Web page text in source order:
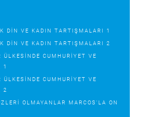
DIN VE KADIN TARTIŞMALARI 1
DIN VE KADIN TARTIŞMALARI 2
ÜLKESINDE CUMHURIYET VE
1
ÜLKESINDE CUMHURIYET VE
2
OLMAYANLAR MARCOS'LA ON